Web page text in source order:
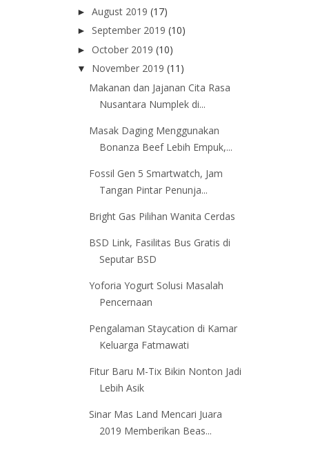
► August 2019 (17)
► September 2019 (10)
► October 2019 (10)
▼ November 2019 (11)
Makanan dan Jajanan Cita Rasa
Nusantara Numplek di...
Masak Daging Menggunakan
Bonanza Beef Lebih Empuk,...
Fossil Gen 5 Smartwatch, Jam
Tangan Pintar Penunja...
Bright Gas Pilihan Wanita Cerdas
BSD Link, Fasilitas Bus Gratis di
Seputar BSD
Yoforia Yogurt Solusi Masalah
Pencernaan
Pengalaman Staycation di Kamar
Keluarga Fatmawati
Fitur Baru M-Tix Bikin Nonton Jadi
Lebih Asik
Sinar Mas Land Mencari Juara
2019 Memberikan Beas...